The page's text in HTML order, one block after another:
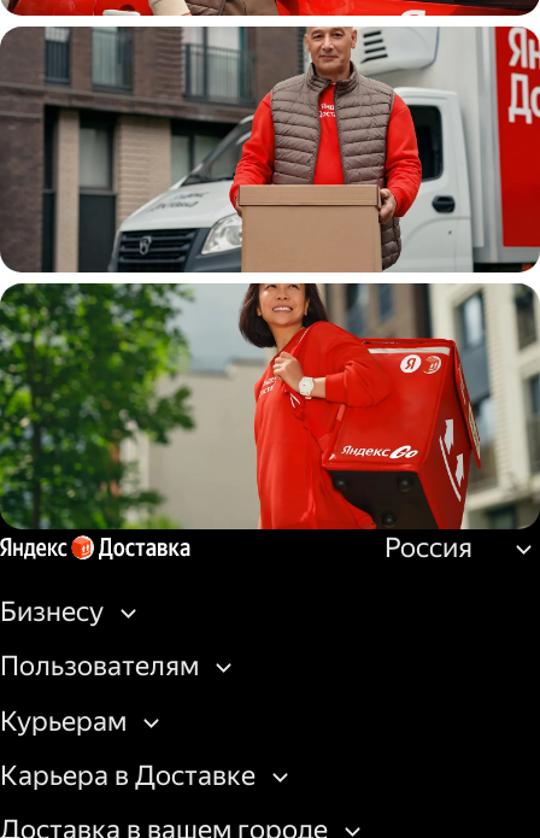
Автокурьер
Водитель
грузовой машины
Пеший курьер
Россия
Бизнесу
Пользователям
Курьерам
Карьера в Доставке
Доставка в вашем городе